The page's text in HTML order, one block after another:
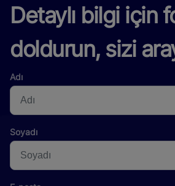
Detaylı bilgi için
doldurun, sizi
Adı
Soyadı